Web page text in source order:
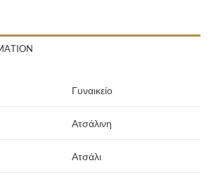
Γυναικείο
Ατσάλινη
Ατσάλι